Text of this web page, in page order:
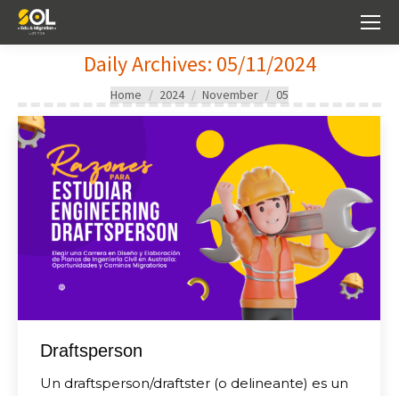
Daily Archives: 05/11/2024
You are here:
Home 2024 November 05
Draftsperson
Un draftsperson/draftster (o delineante) es un